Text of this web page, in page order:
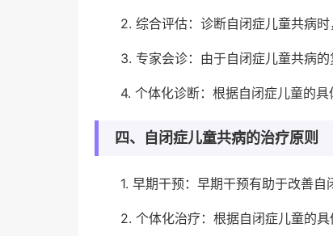
2. 综合评估：诊断自闭症儿童共病
3. 专家会诊：由于自闭症儿童共病
4. 个体化诊断：根据自闭症儿童的具
四、自闭症儿童共病的治疗原则
1. 早期干预：早期干预有助于改善自
2. 个体化治疗：根据自闭症儿童的具